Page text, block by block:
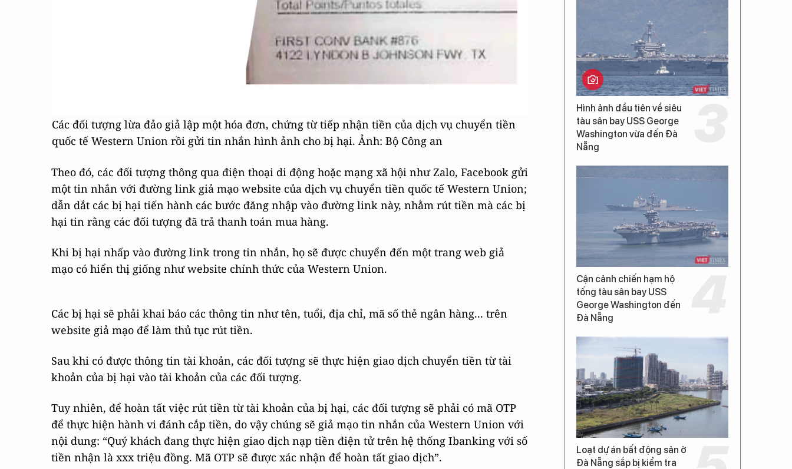
Các đối tượng lừa đảo giả lập một hóa đơn, chứng từ tiếp nhận tiền của dịch vụ chuyển tiền
quốc tế Western Union rồi gửi tin nhắn hình ảnh cho bị hại. Ảnh: Bộ Công an
Theo đó, các đối tượng thông qua điện thoại di động hoặc mạng xã hội như Zalo, Facebook gửi
một tin nhắn với đường link giả mạo website của dịch vụ chuyển tiền quốc tế Western Union;
dẫn dắt các bị hại tiến hành các bước đăng nhập vào đường link này, nhằm rút tiền mà các bị
hại tin rằng các đối tượng đã trả thanh toán mua hàng.
Khi bị hại nhấp vào đường link trong tin nhắn, họ sẽ được chuyển đến một trang web giả
mạo có hiển thị giống như website chính thức của Western Union.
Các bị hại sẽ phải khai báo các thông tin như tên, tuổi, địa chỉ, mã số thẻ ngân hàng... trên
website giả mạo để làm thủ tục rút tiền.
Sau khi có được thông tin tài khoản, các đối tượng sẽ thực hiện giao dịch chuyển tiền từ tài
khoản của bị hại vào tài khoản của các đối tượng.
Tuy nhiên, để hoàn tất việc rút tiền từ tài khoản của bị hại, các đối tượng sẽ phải có mã OTP
để thực hiện hành vi đánh cắp tiền, do vậy chúng sẽ giả mạo tin nhắn của Western Union với
nội dung: “Quý khách đang thực hiện giao dịch nạp tiền điện tử trên hệ thống Ibanking với số
tiền nhận là xxx triệu đồng. Mã OTP sẽ được xác nhận để hoàn tất giao dịch”.
Hình ảnh đầu tiên về siêu
tàu sân bay USS George
Washington vừa đến Đà
Nẵng
Cận cảnh chiến hạm hộ
tống tàu sân bay USS
George Washington đến
Đà Nẵng
Loạt dự án bất động sản ở
Đà Nẵng sắp bị kiểm tra